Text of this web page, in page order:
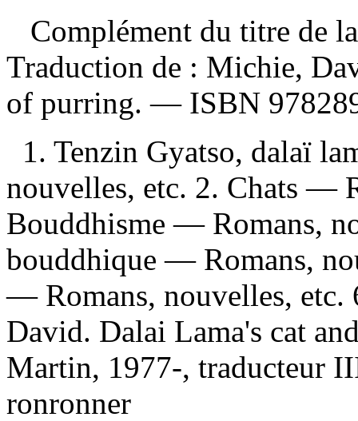
Complément du titre de
Traduction de : Michie,
of purring. — ISBN
1. Tenzin Gyatso, dalaï
nouvelles, etc. 2. Chats —
Bouddhisme — Romans,
bouddhique — Romans,
— Romans, nouvelles,
David. Dalai Lama's cat
Martin, 1977-, traducteur
ronronner